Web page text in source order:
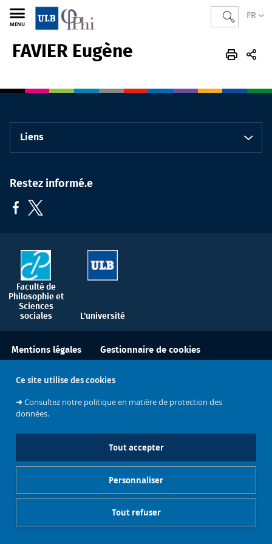
Ce site utilise des cookies
➜Consultez notre politique en matière de protection des
données.
Tout accepter
Tout refuser
Personnaliser
FR
MENU
PHI FR Membres Corps scientifique
FAVIER Eugène
Liens
Restez informé.e
Faculté de
Philosophie et
Sciences
sociales
L'université
Mentions légales Gestionnaire de cookies